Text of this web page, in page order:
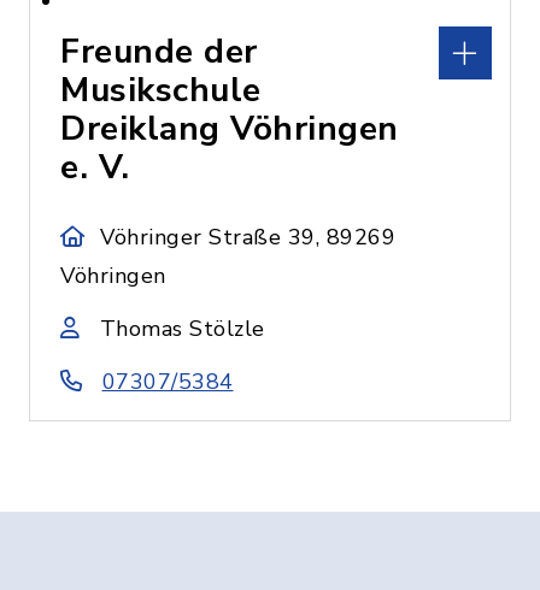
Freunde der
Musikschule
Dreiklang Vöhringen
e. V.
Vöhringer Straße 39, 89269
Vöhringen
Thomas Stölzle
07307/5384